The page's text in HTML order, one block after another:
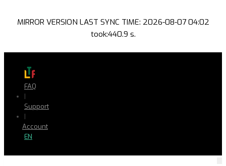
MIRROR VERSION LAST SYNC TIME: 2026-08-07 04:02
took:440.9 s.
FAQ
|
Support
|
Account
EN